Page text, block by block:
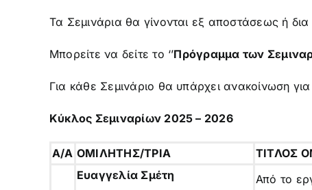
Τα Σεμινάρια θα γίνονται εξ αποστάσεως ή
Μπορείτε να δείτε το ‘’Πρόγραμμα των
Για κάθε Σεμινάριο θα υπάρχει ανακοίνωση
Κύκλος Σεμιναρίων 2025 – 2026
A/A ΟΜΙΛΗΤΗΣ/ΤΡΙΑ ΤΙΤΛΟΣ
Ευαγγελία Σμέτη
Από το